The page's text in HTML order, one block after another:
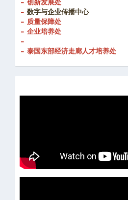
- 预算策划处
- 创新发展处
- 数字与企业传播中心
- 质量保障处
- 企业培养处
-
- 泰国东部经济走廊人才培养处